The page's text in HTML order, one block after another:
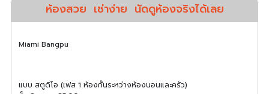
ห้องสวย เช่าง่าย นัดดูห้องจริงได้เลย
Miami Bangpu
แบบ สตูดิโอ (เฟส 1 ห้องกั้นระหว่างห้องนอนและครัว)